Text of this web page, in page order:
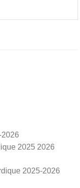
2025 2026
2025-2026